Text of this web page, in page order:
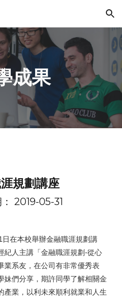
Skip to navigation
成果
規劃講座
2019-05-31
在本校舉辦金融職涯規劃講
紀人主講「金融職涯規劃-從心
業系友，在公司有非常優秀表
妹們分享，期許同學了解相關金
產業，以利未來順利就業和人生